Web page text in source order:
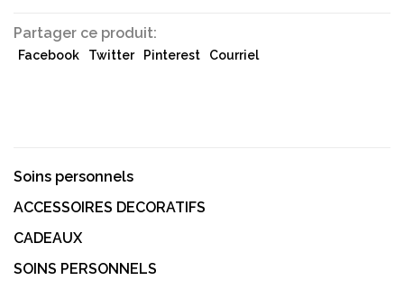
Partager ce produit:
Facebook Twitter Pinterest Courriel
Soins personnels
ACCESSOIRES DECORATIFS
CADEAUX
SOINS PERSONNELS